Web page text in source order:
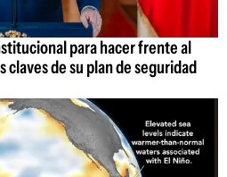
para hacer frente al
de su plan de seguridad